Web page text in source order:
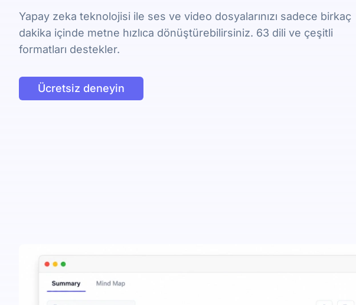
Yapay zeka teknolojisi ile ses ve video dosyalarınızı sadece birkaç
dakika içinde metne hızlıca dönüştürebilirsiniz. 63 dili ve çeşitli
formatları destekler.
Ücretsiz deneyin